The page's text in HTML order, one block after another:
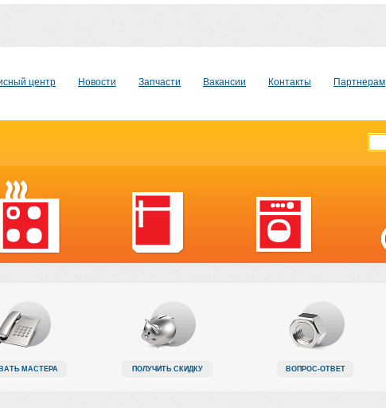
центр Новости Запчасти Вакансии Контакты Партнерам
МАСТЕРА ПОЛУЧИТЬ СКИДКУ ВОПРОС-ОТВЕТ